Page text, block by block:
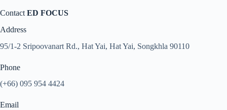
Contact ED FOCUS
Address
95/1-2 Sripoovanart Rd., Hat Yai, Hat Yai, Songkhla 90110
Phone
(+66) 095 954 4424
Email